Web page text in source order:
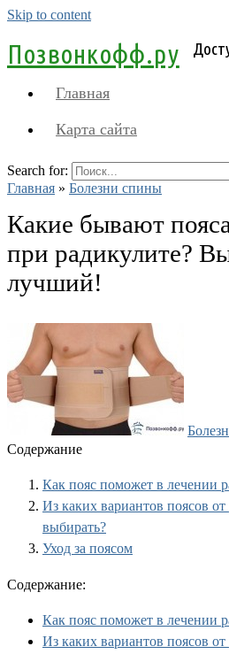
Skip to content
Позвонкофф.ру
Главная
Карта сайта
Search for:
Главная » Болезни спины
Какие бывают
при радикулите?
лучший!
Содержание
Как пояс поможет в лечении
Из каких вариантов поясов
выбирать?
Уход за поясом
Содержание:
Как пояс поможет в лечении
Из каких вариантов поясов